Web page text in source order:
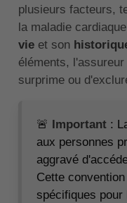
plusieurs facteurs,
la maladie
vie et son
éléments,
surprime ou
🚨 Important :
aux personnes
aggravé
Cette
spécifiques